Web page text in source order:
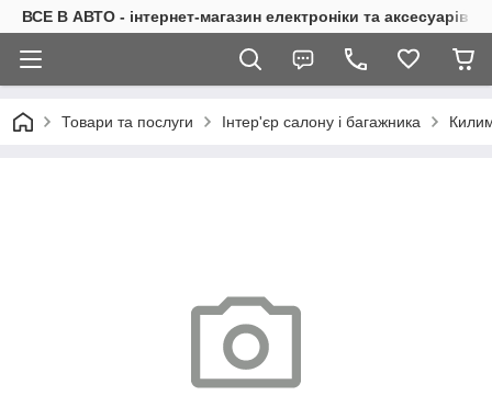
ВСЕ В АВТО - інтернет-магазин електроніки та аксесуарів в
Товари та послуги Інтер'єр салону і багажника